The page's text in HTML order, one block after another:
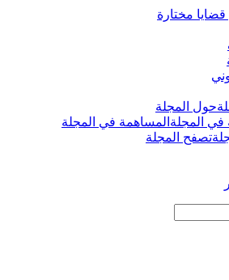
مختارة
حول المجلة
المساهمة في المجلة
تصفح المجلة